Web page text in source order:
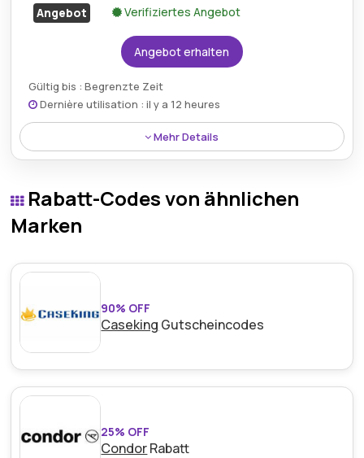
Angebot
Verifiziertes Angebot
Angebot erhalten
Gültig bis : Begrenzte Zeit
Dernière utilisation : il y a 12 heures
Mehr Details
Kunden können Einkäufe innerhalb einer großzügigen
einen bequemen und einfachen Ablauf
gewährleistet.
Rabatt-Codes von ähnlichen
Marken
90% OFF
Caseking Gutscheincodes
25% OFF
CondorRabatt